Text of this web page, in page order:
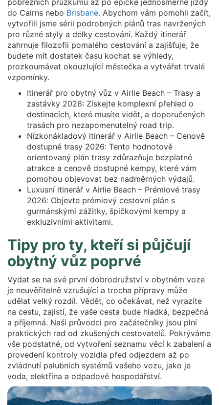
pobřežních průzkumů až po epické jednosměrné jízdy
do Cairns nebo Brisbane. Abychom vám pomohli začít,
vytvořili jsme sérii podrobných plánů tras navržených
pro různé styly a délky cestování. Každý itinerář
zahrnuje filozofii pomalého cestování a zajišťuje, že
budete mít dostatek času kochat se výhledy,
prozkoumávat okouzlující městečka a vytvářet trvalé
vzpomínky.
Itinerář pro obytný vůz v Airlie Beach – Trasy a
zastávky 2026: Získejte komplexní přehled o
destinacích, které musíte vidět, a doporučených
trasách pro nezapomenutelný road trip.
Nízkonákladový itinerář v Airlie Beach – Cenově
dostupné trasy 2026: Tento hodnotově
orientovaný plán trasy zdůrazňuje bezplatné
atrakce a cenově dostupné kempy, které vám
pomohou objevovat bez nadměrných výdajů.
Luxusní itinerář v Airlie Beach – Prémiové trasy
2026: Objevte prémiový cestovní plán s
gurmánskými zážitky, špičkovými kempy a
exkluzivními aktivitami.
Tipy pro ty, kteří si půjčují
obytný vůz poprvé
Vydat se na své první dobrodružství v obytném voze
je neuvěřitelně vzrušující a trocha přípravy může
udělat velký rozdíl. Vědět, co očekávat, než vyrazíte
na cestu, zajistí, že vaše cesta bude hladká, bezpečná
a příjemná. Naši průvodci pro začátečníky jsou plní
praktických rad od zkušených cestovatelů. Pokrýváme
vše podstatné, od vytvoření seznamu věcí k zabalení a
provedení kontroly vozidla před odjezdem až po
zvládnutí palubních systémů vašeho vozu, jako je
voda, elektřina a odpadové hospodářství.